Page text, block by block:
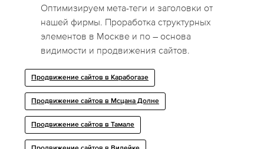
Оптимизируем мета-теги и заголовки от
нашей фирмы. Проработка структурных
элементов в Москве и по – основа
видимости и продвижения сайтов.
Продвижение сайтов в Карабогазе
Продвижение сайтов в Мсцана Долне
Продвижение сайтов в Тамале